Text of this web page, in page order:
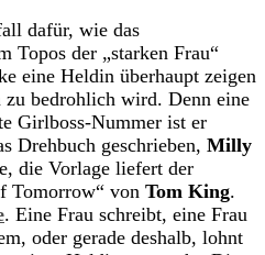
dafür, wie das
Topos der „starken Frau“
eine Heldin überhaupt zeigen
bedrohlich wird. Denn eine
Girlboss-Nummer ist er
Drehbuch geschrieben, Milly
die Vorlage liefert der
Tomorrow“ von Tom King.
. Eine Frau schreibt, eine Frau
oder gerade deshalb, lohnt